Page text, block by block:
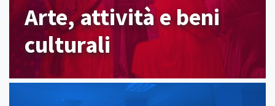
Arte, attività e beni
culturali